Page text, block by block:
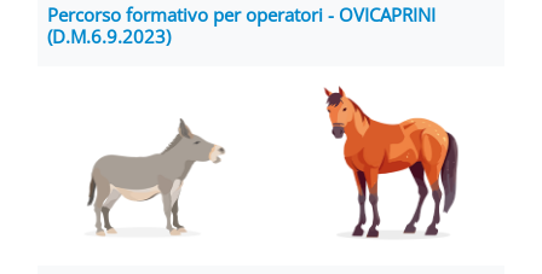
Percorso formativo per operatori - OVICAPRINI
(D.M.6.9.2023)